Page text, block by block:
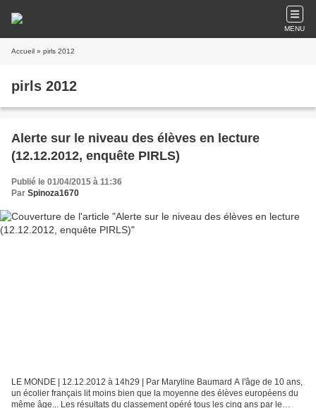
MENU
Accueil » pirls 2012
pirls 2012
Alerte sur le niveau des élèves en lecture
(12.12.2012, enquête PIRLS)
Publié le 01/04/2015 à 11:36
Par Spinoza1670
LE MONDE | 12.12.2012 à 14h29 | Par Maryline Baumard A l'âge de 10 ans,
un écolier français lit moins bien que la moyenne des élèves européens du
même âge... Les résultats du classement opéré tous les cinq ans par le